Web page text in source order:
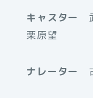
キャスター
栗原望
ナレーター